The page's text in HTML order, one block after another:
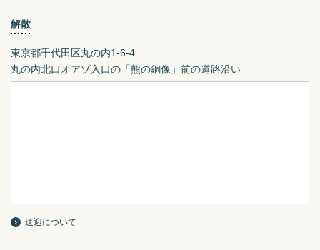
解散
東京都千代田区丸の内1-6-4
丸の内北口オアゾ入口の「熊の銅像」前の道路沿い
送迎について